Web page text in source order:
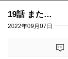
19話 また…
2022年09月07日